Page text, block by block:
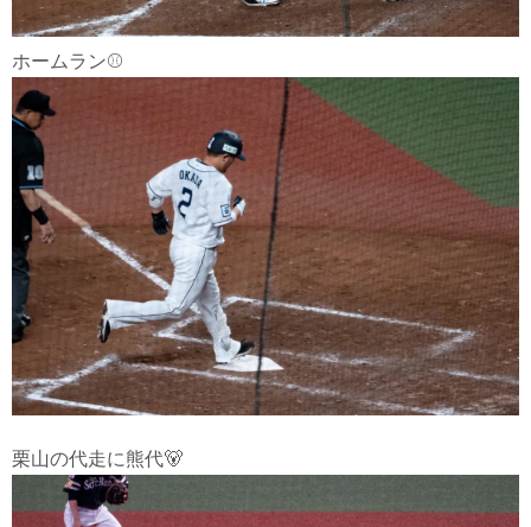
ホームラン⚾
栗山の代走に熊代🐻